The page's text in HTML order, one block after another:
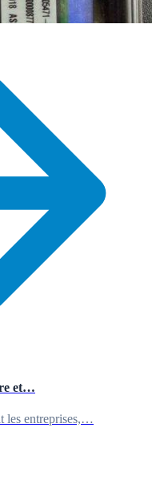
et…
les entreprises,…